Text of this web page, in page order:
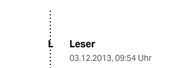
L Leser
03.12.2013, 09:54 Uhr